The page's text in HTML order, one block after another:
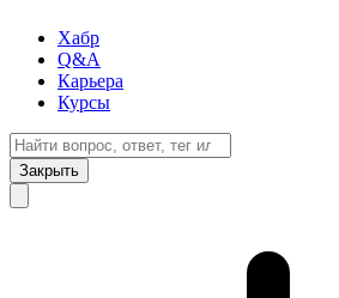
Хабр
Q&A
Карьера
Курсы
Закрыть